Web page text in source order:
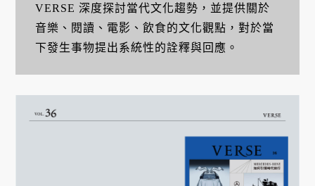
VERSE 深度探討當代文化趨勢，並提供關於
音樂、閱讀、電影、飲食的文化觀點，對於當
下發生事物提出系統性的詮釋與回應。